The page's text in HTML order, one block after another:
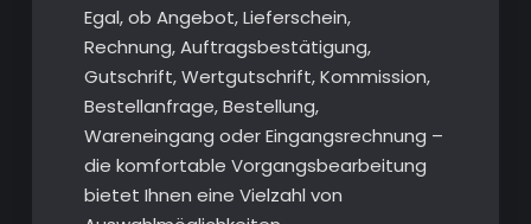
Egal, ob Angebot, Lieferschein,
Rechnung, Auftragsbestätigung,
Gutschrift, Wertgutschrift, Kommission,
Bestellanfrage, Bestellung,
Wareneingang oder Eingangsrechnung –
die komfortable Vorgangsbearbeitung
bietet Ihnen eine Vielzahl von